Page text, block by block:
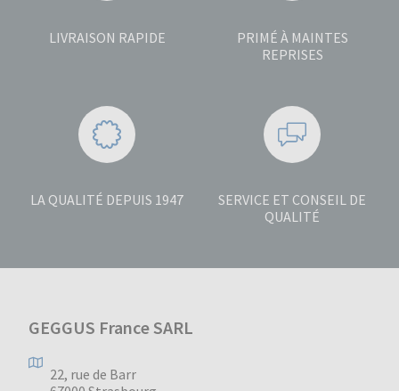
LIVRAISON RAPIDE
PRIMÉ À MAINTES
REPRISES
LA QUALITÉ DEPUIS 1947
SERVICE ET CONSEIL DE
QUALITÉ
GEGGUS France SARL
22, rue de Barr